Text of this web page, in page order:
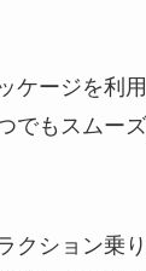
ケージを利
でもスムー
クション乗